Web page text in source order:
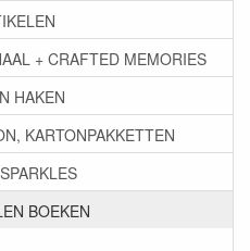
+ CRAFTED MEMORIES
HAKEN
KARTONPAKKETTEN
BOEKEN